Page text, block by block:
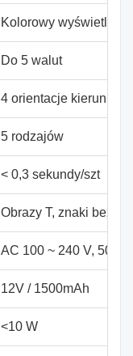
Kolorowy
Do 5 walut
4 orientacje
5 rodzajów
< 0,3 sekundy/szt
Obrazy T, znaki
AC 100 ~ 240 V, 50/
12V / 1500mAh
<10 W